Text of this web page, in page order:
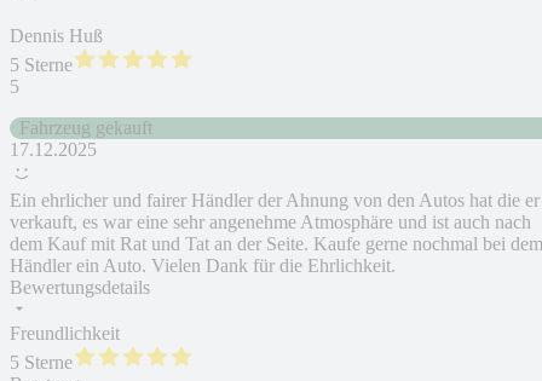
Dennis Huß
5 Sterne
5
Fahrzeug gekauft
17.12.2025
Ein ehrlicher und fairer Händler der Ahnung von den Autos hat die er
verkauft, es war eine sehr angenehme Atmosphäre und ist auch nach
dem Kauf mit Rat und Tat an der Seite. Kaufe gerne nochmal bei dem
Händler ein Auto. Vielen Dank für die Ehrlichkeit.
Bewertungsdetails
Freundlichkeit
5 Sterne